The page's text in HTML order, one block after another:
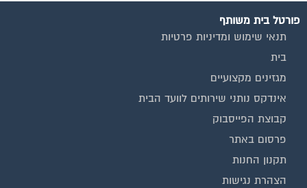
פורטל בית משותף
תנאי שימוש ומדיניות פרטיות
בית
מגזינים מקצועיים
אינדקס נותני שירותים לוועד הבית
קבוצת הפייסבוק
פרסום באתר
תקנון החנות
הצהרת נגישות